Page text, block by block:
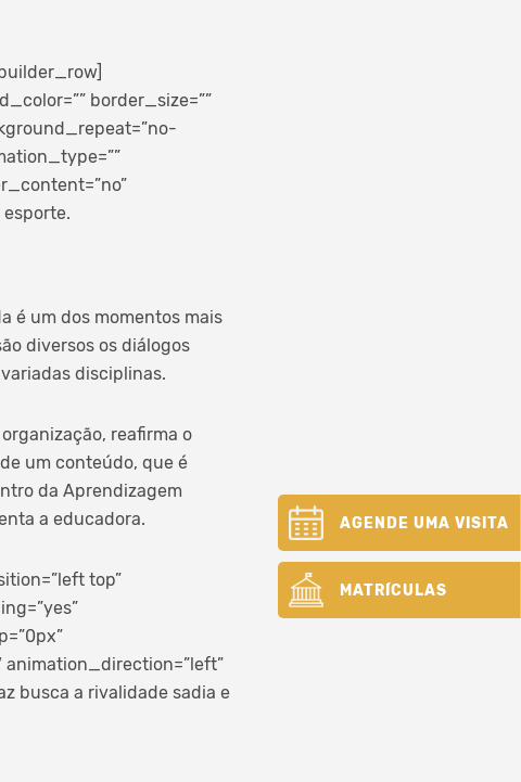
border_size=””
é um dos momentos mais
diversos os diálogos
disciplinas.
reafirma o
um conteúdo, que é
da Aprendizagem
a educadora.
top”
animation_direction=”left”
busca a rivalidade sadia e
AGENDE UMA VISITA
MATRÍCULAS